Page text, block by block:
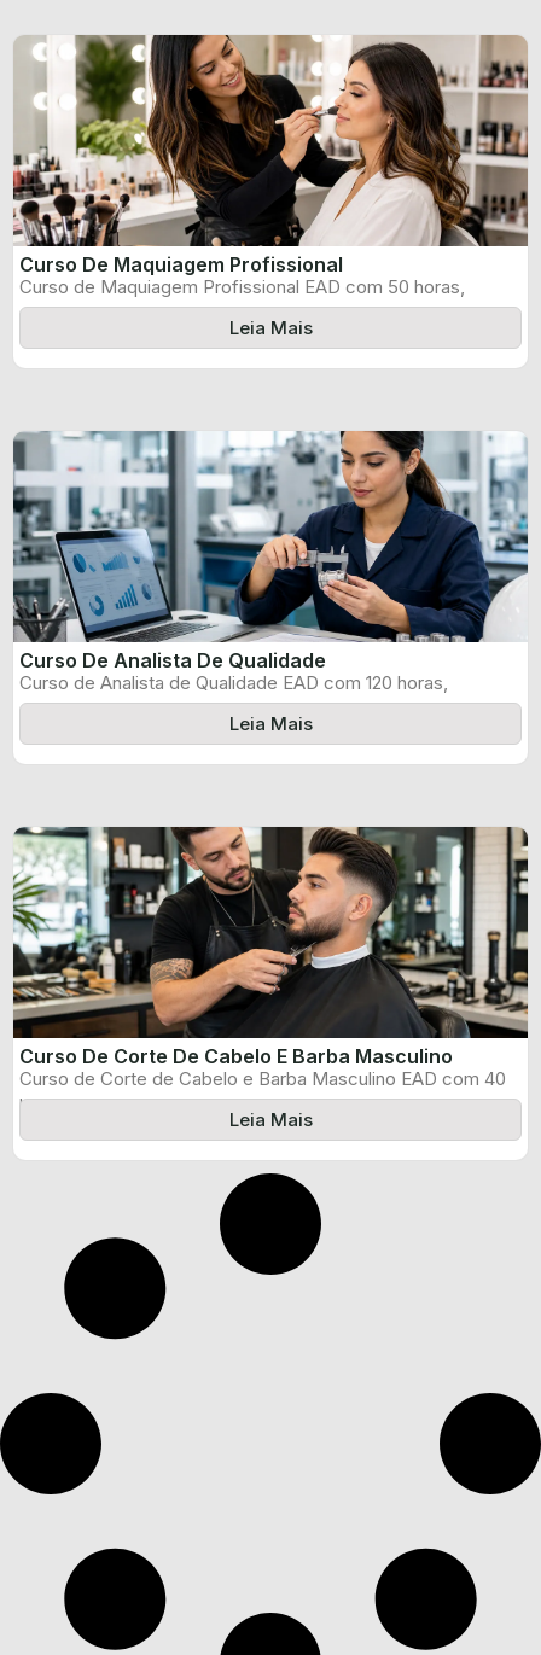
Curso De Maquiagem Profissional
Curso de Maquiagem Profissional EAD com 50 horas,
certificado informado pelo produtor e ...
Leia Mais
Curso De Analista De Qualidade
Curso de Analista de Qualidade EAD com 120 horas,
certificado informado pelo produtor ...
Leia Mais
Curso De Corte De Cabelo E Barba Masculino
Curso de Corte de Cabelo e Barba Masculino EAD com 40
horas, certificado ...
Leia Mais